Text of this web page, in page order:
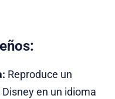
Reproduce un
en un idioma